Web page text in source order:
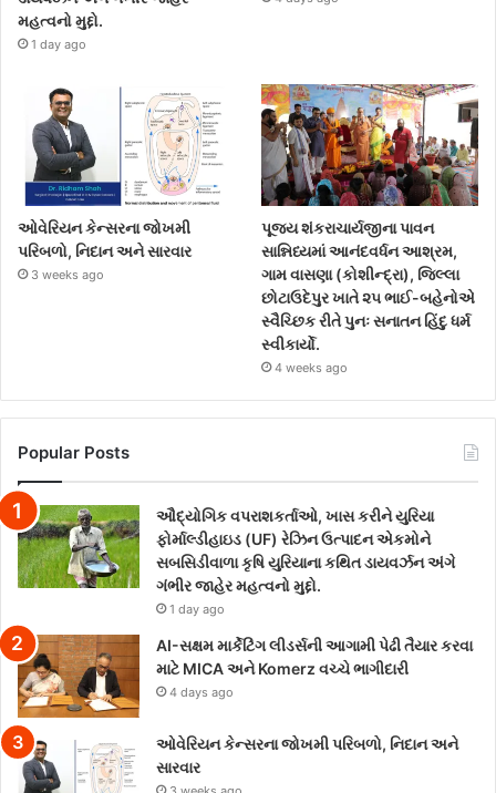
મહત્વનો મુદ્દો.
1 day ago
ઓવેરિયન કેન્સરના જોખમી
પરિબળો, નિદાન અને સારવાર
3 weeks ago
પૂજ્ય શંકરાચાર્યજીના પાવન
સાન્નિધ્યમાં આનંદવર્ધન આશ્રમ,
ગામ વાસણા (કોશીન્દ્રા), જિલ્લા
છોટાઉદેપુર ખાતે ૨૫ ભાઈ-બહેનોએ
સ્વૈચ્છિક રીતે પુનઃ સનાતન હિંદુ ધર્મ
સ્વીકાર્યો.
4 weeks ago
Popular Posts
ઔદ્યોગિક વપરાશકર્તાઓ, ખાસ કરીને યુરિયા
ફોર્માલ્ડીહાઇડ (UF) રેઝિન ઉત્પાદન એકમોને
સબસિડીવાળા કૃષિ યુરિયાના કથિત ડાયવર્ઝન અંગે
ગંભીર જાહેર મહત્વનો મુદ્દો.
1 day ago
AI-સક્ષમ માર્કેટિંગ લીડર્સની આગામી પેઢી તૈયાર કરવા
માટે MICA અને Komerz વચ્ચે ભાગીદારી
4 days ago
ઓવેરિયન કેન્સરના જોખમી પરિબળો, નિદાન અને
સારવાર